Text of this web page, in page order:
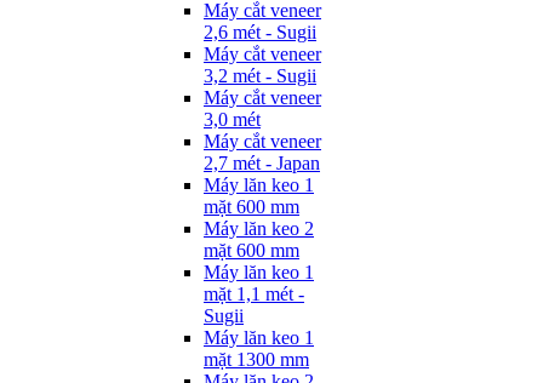
Máy cắt veneer
2,6 mét - Sugii
Máy cắt veneer
3,2 mét - Sugii
Máy cắt veneer
3,0 mét
Máy cắt veneer
2,7 mét - Japan
Máy lăn keo 1
mặt 600 mm
Máy lăn keo 2
mặt 600 mm
Máy lăn keo 1
mặt 1,1 mét -
Sugii
Máy lăn keo 1
mặt 1300 mm